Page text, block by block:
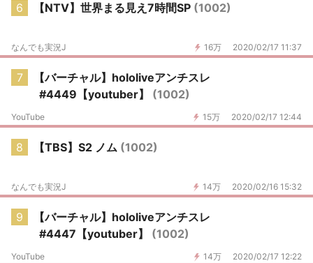
6 【NTV】世界まる見え7時間SP (1002)
16万 2020/02/17 11:37
なんでも実況J
7
【バーチャル】hololiveアンチスレ
#4449【youtuber】 (1002)
15万 2020/02/17 12:44
YouTube
8 【TBS】S2 ノム (1002)
14万 2020/02/16 15:32
なんでも実況J
9
【バーチャル】hololiveアンチスレ
#4447【youtuber】 (1002)
14万 2020/02/17 12:22
YouTube